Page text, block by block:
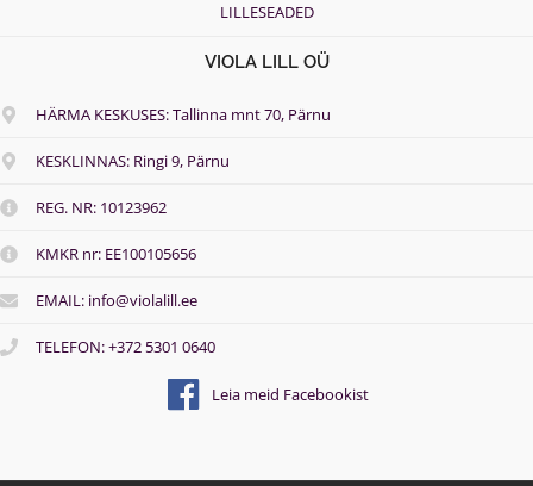
LILLESEADED
VIOLA LILL OÜ
HÄRMA KESKUSES: Tallinna mnt 70, Pärnu
KESKLINNAS: Ringi 9, Pärnu
REG. NR: 10123962
KMKR nr: EE100105656
EMAIL: info@violalill.ee
TELEFON: +372 5301 0640
Leia meid Facebookist